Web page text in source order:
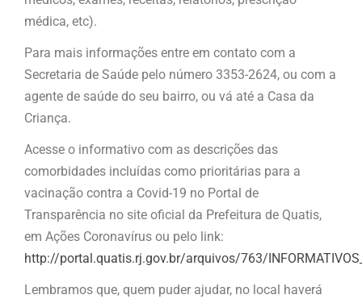
médica, etc).
Para mais informações entre em contato com a
Secretaria de Saúde pelo número 3353-2624, ou com a
agente de saúde do seu bairro, ou vá até a Casa da
Criança.
Acesse o informativo com as descrições das
comorbidades incluídas como prioritárias para a
vacinação contra a Covid-19 no Portal de
Transparência no site oficial da Prefeitura de Quatis,
em Ações Coronavírus ou pelo link:
http://portal.quatis.rj.gov.br/arquivos/763/
Lembramos que, quem puder ajudar, no local haverá